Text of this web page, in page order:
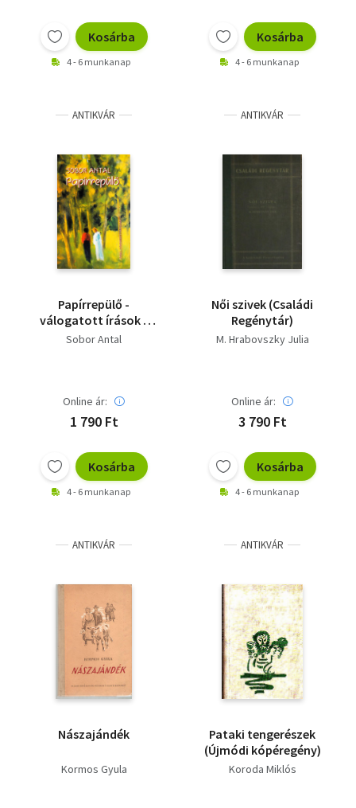
Kosárba
4 - 6 munkanap
Kosárba
4 - 6 munkanap
ANTIKVÁR
Papírrepülő -
válogatott írások -
Dedikált! - Dedikált
Sobor Antal
Online ár:
1 790 Ft
Kosárba
4 - 6 munkanap
ANTIKVÁR
Női szivek (Családi
Regénytár)
M. Hrabovszky Julia
Online ár:
3 790 Ft
Kosárba
4 - 6 munkanap
ANTIKVÁR
Nászajándék
Kormos Gyula
ANTIKVÁR
Pataki tengerészek
(Újmódi kópéregény)
Koroda Miklós